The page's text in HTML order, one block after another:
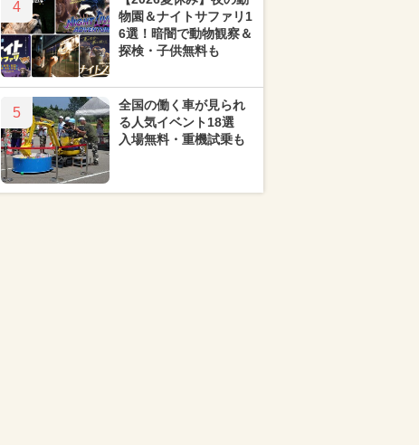
4
物園＆ナイトサファリ1
6選！暗闇で動物観察＆
探検・子供無料も
5
全国の働く車が見られ
る人気イベント18選
入場無料・重機試乗も